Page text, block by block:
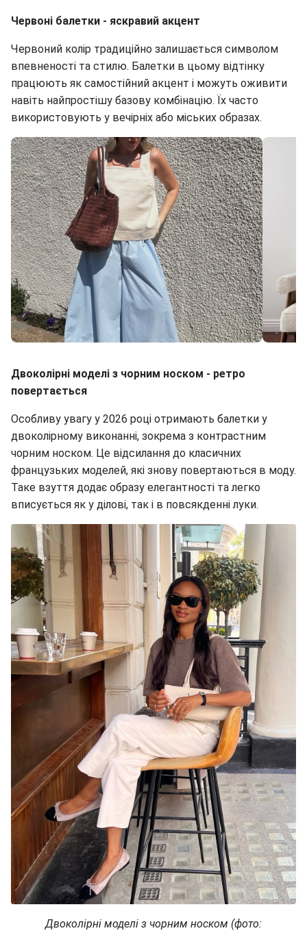
Червоні балетки - яскравий акцент
Червоний колір традиційно залишається символом
впевненості та стилю. Балетки в цьому відтінку
працюють як самостійний акцент і можуть оживити
навіть найпростішу базову комбінацію. Їх часто
використовують у вечірніх або міських образах.
Двоколірні моделі з чорним носком - ретро
повертається
Особливу увагу у 2026 році отримають балетки у
двоколірному виконанні, зокрема з контрастним
чорним носком. Це відсилання до класичних
французьких моделей, які знову повертаються в моду.
Таке взуття додає образу елегантності та легко
вписується як у ділові, так і в повсякденні луки.
Двоколірні моделі з чорним носком (фото: